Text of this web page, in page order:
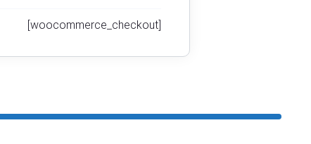
[woocommerce_checkout]